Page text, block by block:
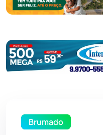
Brumado